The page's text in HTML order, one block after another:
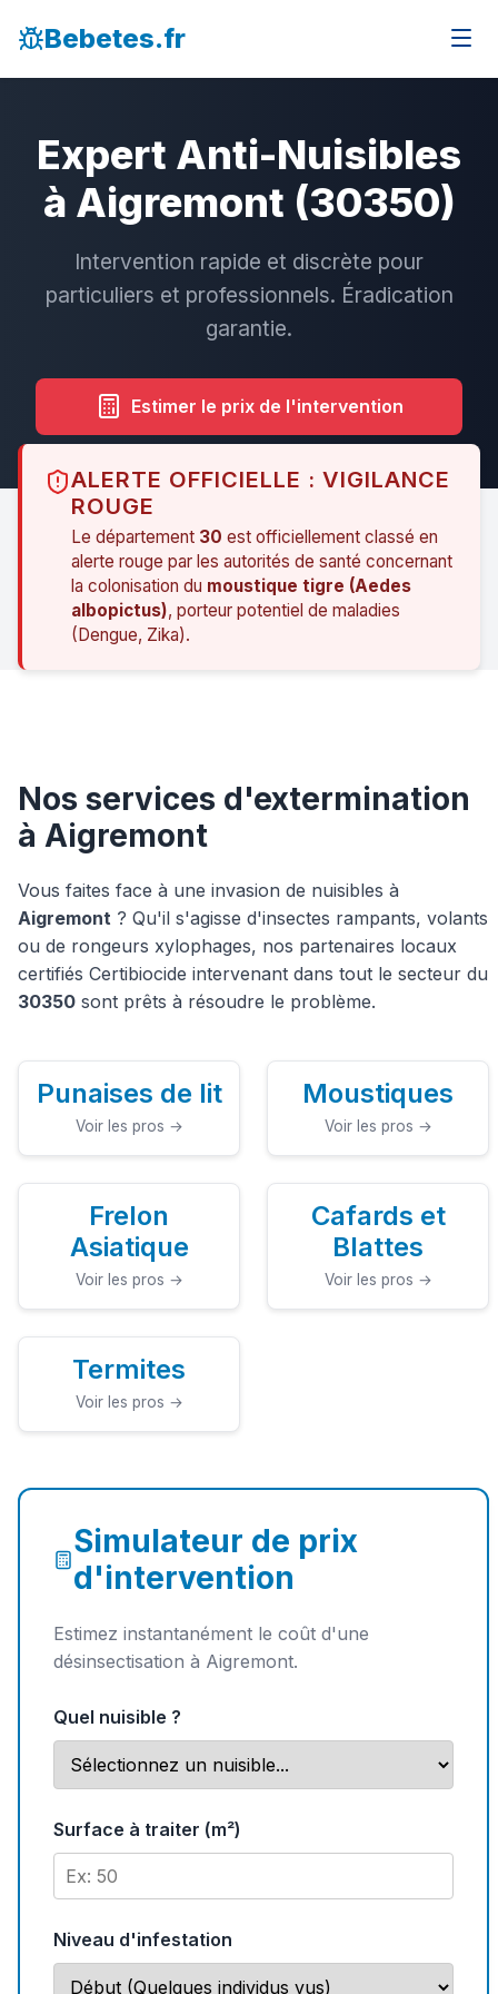
Bebetes.fr
Expert Anti-Nuisibles
à Aigremont (30350)
Intervention rapide et discrète pour
particuliers et professionnels. Éradication
garantie.
Estimer le prix de l'intervention
ALERTE OFFICIELLE : VIGILANCE
ROUGE
Le département 30 est officiellement classé en
alerte rouge par les autorités de santé concernant
la colonisation du moustique tigre (Aedes
albopictus), porteur potentiel de maladies
(Dengue, Zika).
Nos services d'extermination
à Aigremont
Vous faites face à une invasion de nuisibles à
Aigremont ? Qu'il s'agisse d'insectes rampants, volants
ou de rongeurs xylophages, nos partenaires locaux
certifiés Certibiocide intervenant dans tout le secteur du
30350 sont prêts à résoudre le problème.
Punaises de lit
Voir les pros →
Moustiques
Voir les pros →
Frelon
Asiatique
Voir les pros →
Cafards et
Blattes
Voir les pros →
Termites
Voir les pros →
Simulateur de prix
d'intervention
Estimez instantanément le coût d'une
désinsectisation à Aigremont.
Quel nuisible ?
Surface à traiter (m²)
Niveau d'infestation